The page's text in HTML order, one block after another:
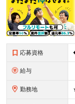
応募資格
給与
勤務地